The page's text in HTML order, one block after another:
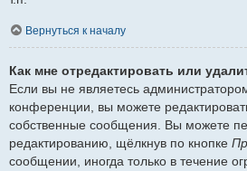
Вернуться к началу
Как мне отредактировать или
Если вы не являетесь
конференции, вы можете
собственные сообщения. Вы можете
редактированию, щёлкнув по кнопке
сообщении, иногда только в течение